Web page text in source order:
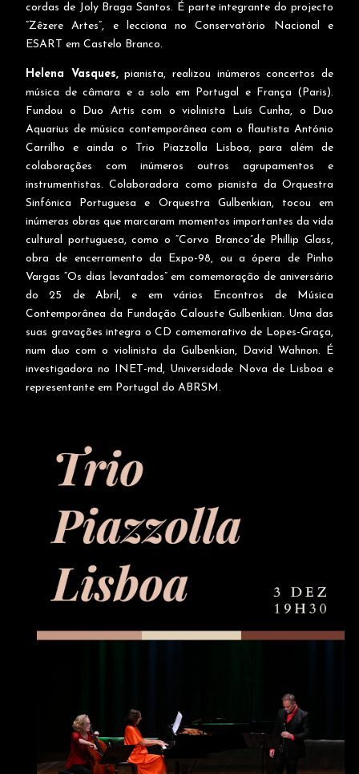
cordas de Joly Braga Santos. É parte integrante do projecto
“Zêzere Artes”, e lecciona no Conservatório Nacional e
ESART em Castelo Branco.
Helena Vasques,pianista, realizou inúmeros concertos de
música de câmara e a solo em Portugal e França (Paris).
Fundou o Duo Artis com o violinista Luís Cunha, o Duo
Aquarius de música contemporânea com o flautista António
Carrilho e ainda o Trio Piazzolla Lisboa, para além de
colaborações com inúmeros outros agrupamentos e
instrumentistas. Colaboradora como pianista da Orquestra
Sinfónica Portuguesa e Orquestra Gulbenkian, tocou em
inúmeras obras que marcaram momentos importantes da vida
cultural portuguesa, como o “Corvo Branco”de Phillip Glass,
obra de encerramento da Expo-98, ou a ópera de Pinho
Vargas “Os dias levantados” em comemoração de aniversário
do 25 de Abril, e em vários Encontros de Música
Contemporânea da Fundação Calouste Gulbenkian. Uma das
suas gravações integra o CD comemorativo de Lopes-Graça,
num duo com o violinista da Gulbenkian, David Wahnon. É
investigadora no INET-md, Universidade Nova de Lisboa e
representante em Portugal do ABRSM.